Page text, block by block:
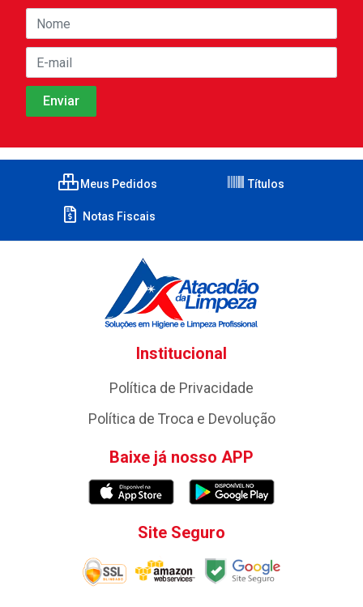
Meus Pedidos Títulos
Notas Fiscais
Institucional
Política de Privacidade
Política de Troca e Devolução
Baixe já nosso APP
Site Seguro